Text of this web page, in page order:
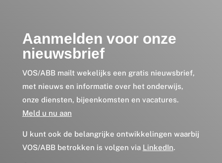
Aanmelden voor onze
nieuwsbrief
VOS/ABB mailt wekelijks een gratis nieuwsbrief,
met nieuws en informatie over het onderwijs,
onze diensten, bijeenkomsten en vacatures.
Meld u nu aan
U kunt ook de belangrijke ontwikkelingen waarbij
VOS/ABB betrokken is volgen via LinkedIn.